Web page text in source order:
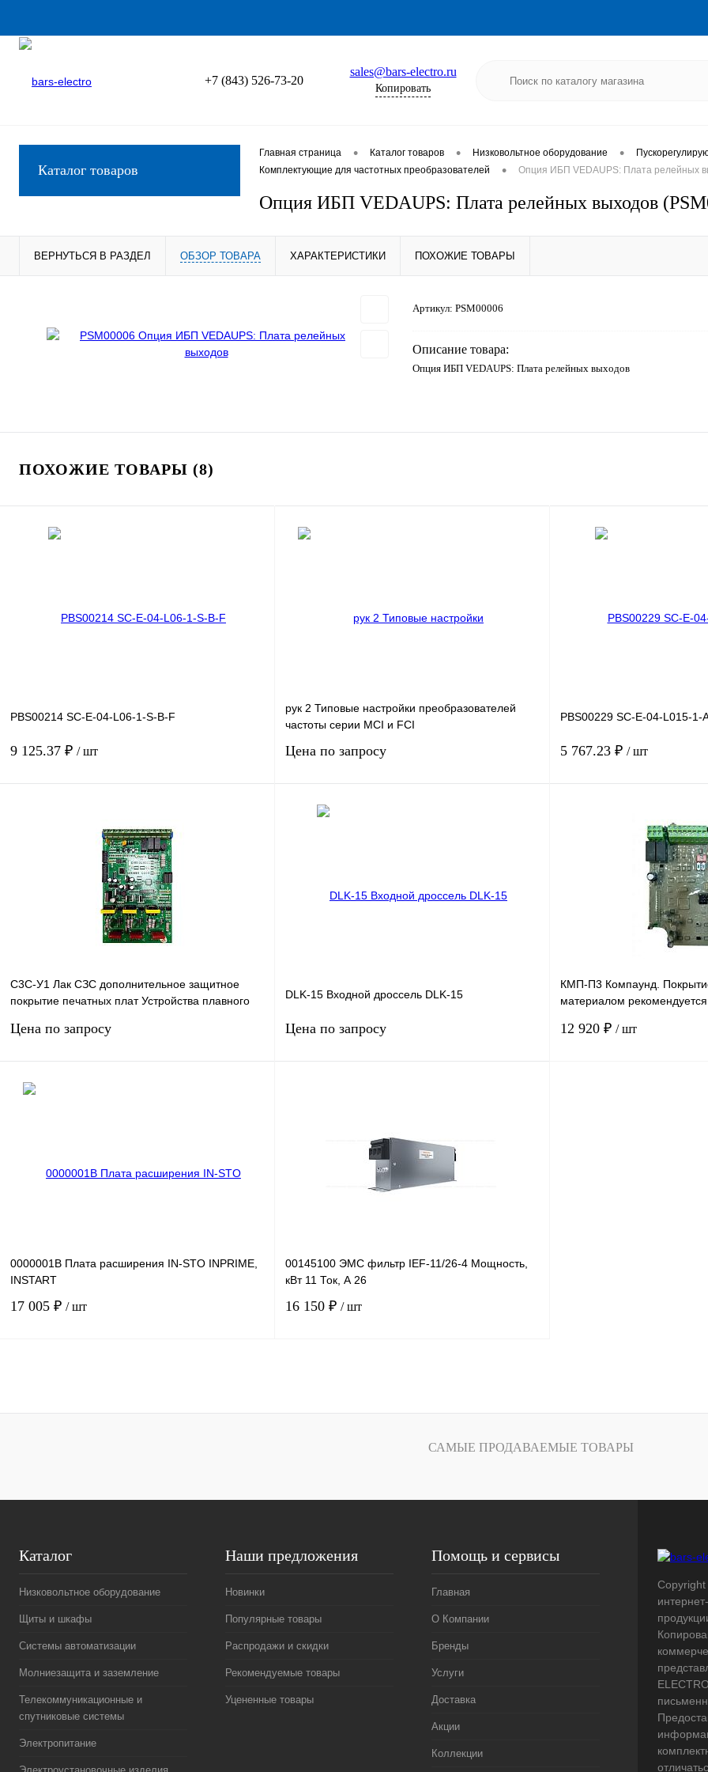
+7 (843) 526-73-20
sales@bars-electro.ru
Копировать
Каталог товаров
Главная страница • Каталог товаров • Низковольтное оборудование •
Комплектующие для частотных преобразователей • Опция ИБП VEDAUPS: Плата релейных
Опция ИБП VEDAUPS: Плата релейных выходов
ВЕРНУТЬСЯ В РАЗДЕЛ ОБЗОР ТОВАРА ХАРАКТЕРИСТИКИ ПОХОЖИЕ ТОВАРЫ
Артикул: PSM00006
Описание товара:
Опция ИБП VEDAUPS: Плата релейных выходов
ПОХОЖИЕ ТОВАРЫ (8)
PBS00214 SC-E-04-L06-1-S-B-F
9 125.37 ₽ / шт
Сравнение
Под заказ
рук 2 Типовые настройки преобразователей
частоты серии MCI и FCI
Цена по запросу
PBS00229 SC-E-04-L015-1-
5 767.23 ₽ / шт
С3С-У1 Лак СЗС дополнительное защитное
покрытие печатных плат Устройства плавного
Цена по запросу
DLK-15 Входной дроссель DLK-15
Цена по запросу
Под заказ
КМП-П3 Компаунд.
материалом
12 920 ₽ / шт
0000001B Плата расширения IN-STO INPRIME,
INSTART
17 005 ₽ / шт
Купить в 1 клик Сравнение
00145100 ЭМС фильтр IEF-11/26-4 Мощность,
кВт 11 Ток, А 26
16 150 ₽ / шт
Купить в 1 клик Сравнение
САМЫЕ ПРОДАВАЕМЫЕ ТОВАРЫ
Каталог
Низковольтное оборудование
Щиты и шкафы
Системы автоматизации
Молниезащита и заземление
Телекоммуникационные и
спутниковые системы
Электропитание
Наши предложения
Новинки
Популярные товары
Распродажи и скидки
Рекомендуемые товары
Уцененные товары
Помощь и сервисы
Главная
О Компании
Бренды
Услуги
Доставка
Акции
Коллекции